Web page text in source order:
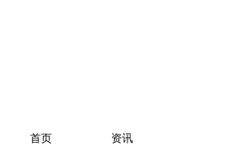
首页 资讯